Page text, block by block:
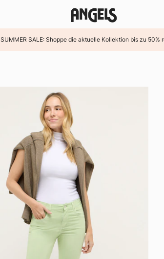
SUMMER SALE: Shoppe die aktuelle Kollektion bis zu 50%